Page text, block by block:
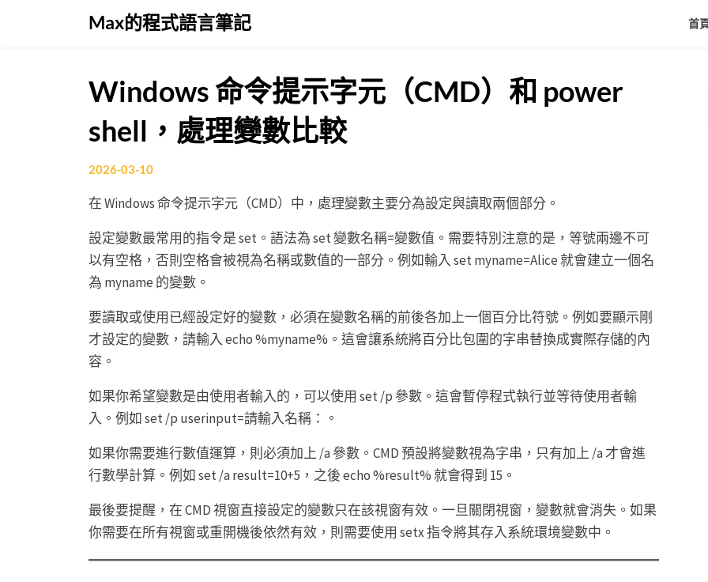
Max的程式語言筆記 首
Windows 命令提示字元（CMD）和 power
shell，處理變數比較
2026-03-10
在 Windows 命令提示字元（CMD）中，處理變數主要分為設定與讀取兩個部分。
設定變數最常用的指令是 set。語法為 set 變數名稱=變數值。需要特別注意的是，等號兩邊不可
以有空格，否則空格會被視為名稱或數值的一部分。例如輸入 set myname=Alice 就會建立一個名
為 myname 的變數。
要讀取或使用已經設定好的變數，必須在變數名稱的前後各加上一個百分比符號。例如要顯示剛
才設定的變數，請輸入 echo %myname%。這會讓系統將百分比包圍的字串替換成實際存儲的內
容。
如果你希望變數是由使用者輸入的，可以使用 set /p 參數。這會暫停程式執行並等待使用者輸
入。例如 set /p userinput=請輸入名稱：。
如果你需要進行數值運算，則必須加上 /a 參數。CMD 預設將變數視為字串，只有加上 /a 才會進
行數學計算。例如 set /a result=10+5，之後 echo %result% 就會得到 15。
最後要提醒，在 CMD 視窗直接設定的變數只在該視窗有效。一旦關閉視窗，變數就會消失。如果
你需要在所有視窗或重開機後依然有效，則需要使用 setx 指令將其存入系統環境變數中。